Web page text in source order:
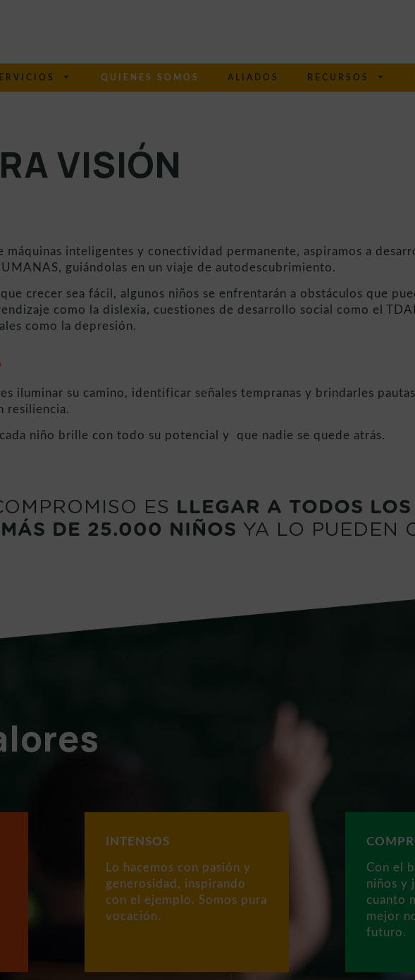
QUIENES SOMOS ALIADOS RECURSOS
VISIÓN
máquinas inteligentes y conectividad permanente, aspiramos a
guiándolas en un viaje de autodescubrimiento.
crecer sea fácil, algunos niños se enfrentarán a obstáculos que
como la dislexia, cuestiones de desarrollo social como el
como la depresión.
iluminar su camino, identificar señales tempranas y brindarles
resiliencia.
niño brille con todo su potencial y que nadie se quede atrás.
ES LLEGAR A TODOS LOS
MÁS DE 25.000 NIÑOS YA LO PUEDEN
INTENSOS
Lo hacemos con pasión y
generosidad, inspirando
con el ejemplo. Somos pura
vocación.
Con el
niños y
cuanto
mejor
futuro.